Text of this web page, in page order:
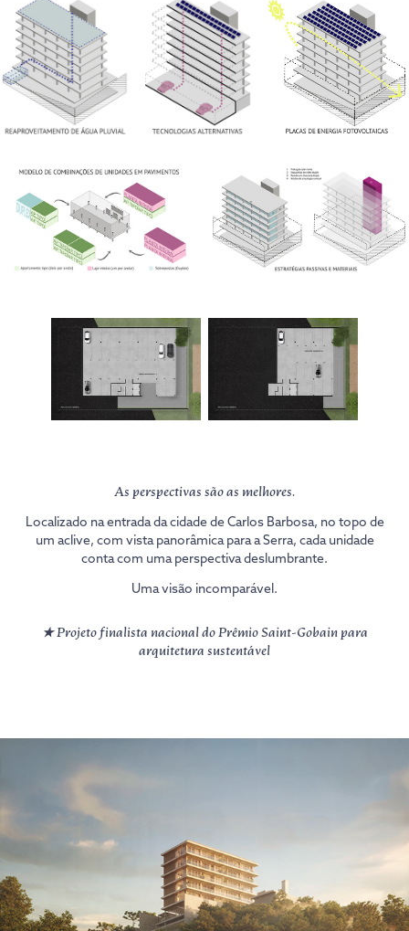
As perspectivas são as melhores.
Localizado na entrada da cidade de Carlos Barbosa, no topo de
um aclive, com vista panorâmica para a Serra, cada unidade
conta com uma perspectiva deslumbrante.
Uma visão incomparável.
★Projeto finalista nacional do Prêmio Saint-Gobain para
arquitetura sustentável